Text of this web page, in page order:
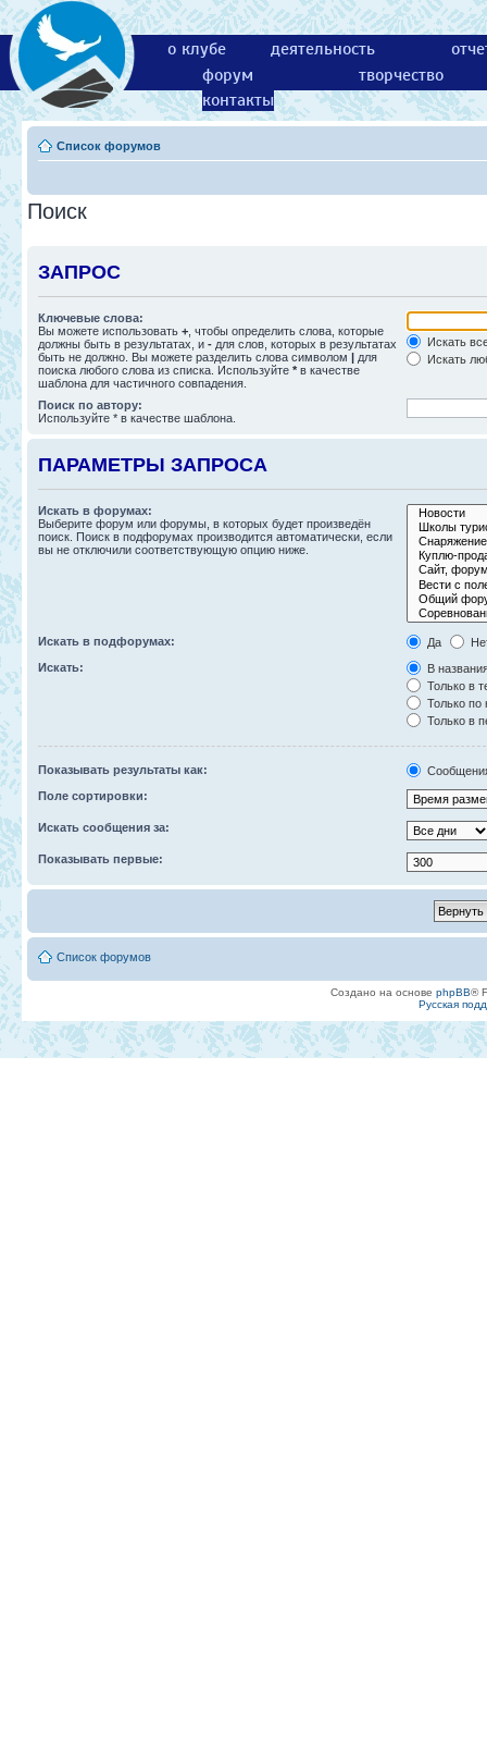
о клубе деятельность
форум
творчество
контакты
Список форумов
Поиск
ЗАПРОС
Ключевые слова:
Вы можете использовать + , чтобы определить слова, которые
должны быть в результатах, и - для слов, которых в результатах
быть не должно. Вы можете разделить слова символом | для
поиска любого слова из списка. Используйте * в качестве
шаблона для частичного совпадения.
Искать
Искать
Поиск по автору:
Используйте * в качестве шаблона.
ПАРАМЕТРЫ ЗАПРОСА
Искать в форумах:
Выберите форум или форумы, в которых будет произведён
поиск. Поиск в подфорумах производится автоматически, если
вы не отключили соответствующую опцию ниже.
Искать в подфорумах: Да
Искать:
В
Только в
Только по
Только в
Показывать результаты как:
Поле сортировки:
Искать сообщения за:
Показывать первые:
Список форумов
Создано на основе phpBB®
Русская